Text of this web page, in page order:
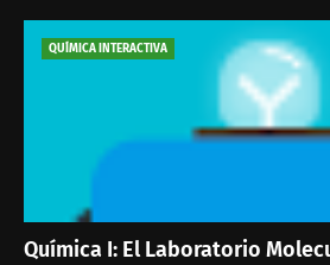
QUÍMICA INTERACTIVA
Química I: El Laboratorio